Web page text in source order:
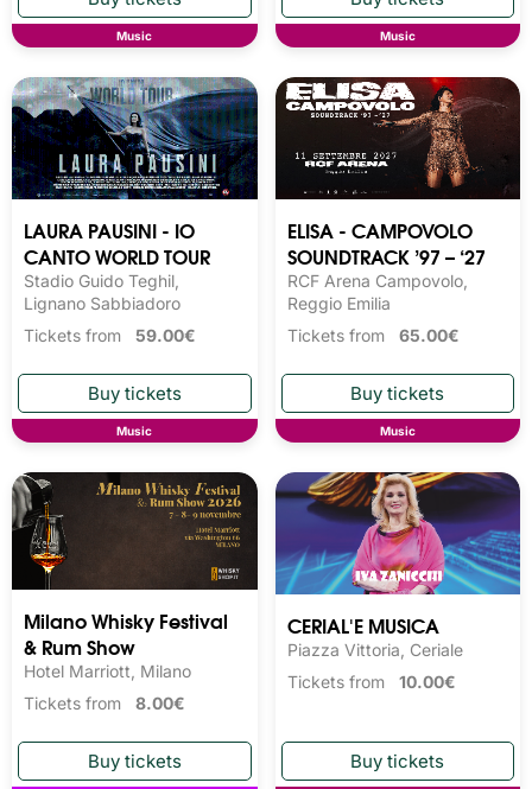
Music Music
LAURA PAUSINI - IO
CANTO WORLD TOUR
Stadio Guido Teghil,
Lignano Sabbiadoro
Tickets from 59.00€
Music
ELISA - CAMPOVOLO
SOUNDTRACK ’97 – ‘27
RCF Arena Campovolo,
Reggio Emilia
Tickets from 65.00€
Music
Milano Whisky Festival
& Rum Show
Hotel Marriott, Milano
Tickets from 8.00€
CERIAL'E MUSICA
Piazza Vittoria, Ceriale
Tickets from 10.00€